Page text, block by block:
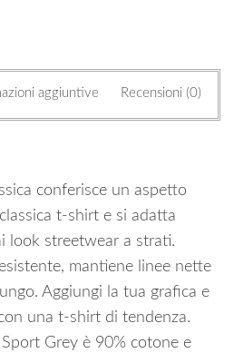
aggiuntive Recensioni (0)
conferisce un aspetto
t-shirt e si adatta
look streetwear a strati.
mantiene linee nette
Aggiungi la tua grafica e
una t-shirt di tendenza.
Grey è 90% cotone e